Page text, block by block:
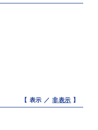
【 表示 ／ 非表示 】